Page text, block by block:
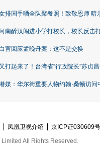
排国手晒全队聚餐照！致敬恩师 暗
南醉汉闯进小学打校长，校长反击
宫回应孟晚舟案：这不是交换
又打起来了！台湾省“行政院长”苏贞
媒：华尔街重要人物约翰·桑顿访问
凤凰卫视介绍 京ICP证030609号
All Rights Reserved.